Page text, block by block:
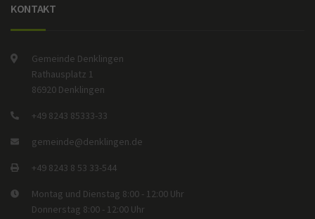
KONTAKT
Gemeinde Denklingen
Rathausplatz 1
86920 Denklingen
+49 8243 85333-33
gemeinde@denklingen.de
+49 8243 8 53 33-544
Montag und Dienstag 8:00 - 12:00 Uhr
Donnerstag 8:00 - 12:00 Uhr